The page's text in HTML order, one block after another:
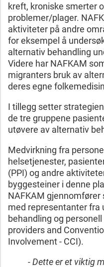
kreft, kroniske smerter
problemer/plager.
aktiviteter på andre
for eksempel å
alternativ behandling
Videre har NAFKAM
migranters bruk av
deres egne
I tillegg setter
de tre gruppene
utøvere av alternativ
Medvirkning fra
helsetjenester,
(PPI) og andre
byggesteiner i denne
NAFKAM
med representanter fra
behandling og
providers and
Involvement - CCI).
- Dette er et viktig